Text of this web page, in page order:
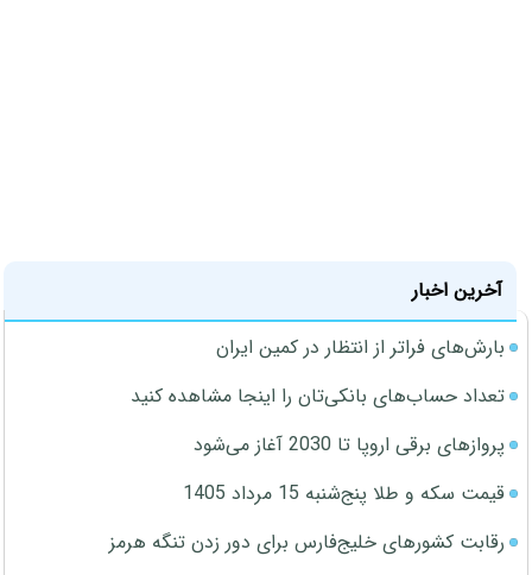
آخرین اخبار
بارش‌های فراتر از انتظار در کمین ایران
تعداد حساب‌های بانکی‌تان را اینجا مشاهده کنید
پروازهای برقی اروپا تا 2030 آغاز می‌شود
قیمت سکه و طلا پنج‌شنبه 15 مرداد 1405
رقابت کشورهای خلیج‌فارس برای دور زدن تنگه هرمز